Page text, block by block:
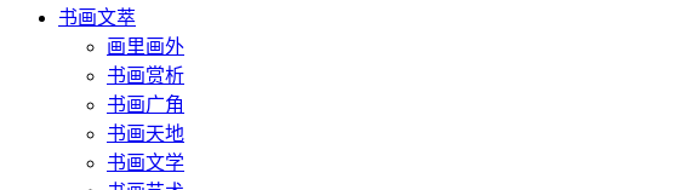
书画文萃
画里画外
书画赏析
书画广角
书画天地
书画文学